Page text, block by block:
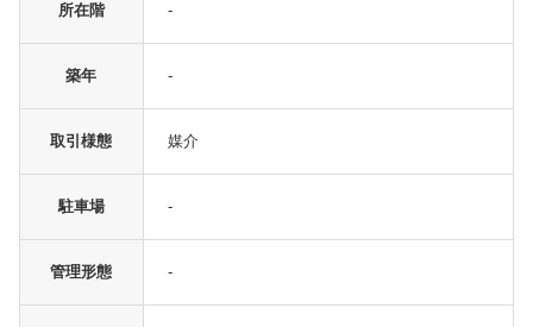
所在階 -
築年 -
取引様態 媒介
駐車場 -
管理形態 -